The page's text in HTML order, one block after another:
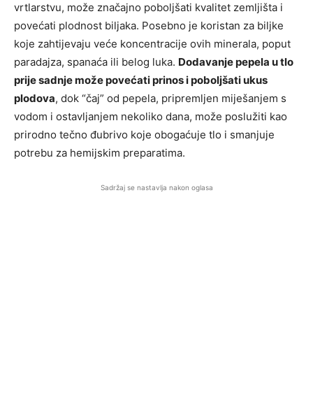
vrtlarstvu, može značajno poboljšati kvalitet zemljišta i
povećati plodnost biljaka. Posebno je koristan za biljke
koje zahtijevaju veće koncentracije ovih minerala, poput
paradajza, spanaća ili belog luka. Dodavanje pepela u tlo
prije sadnje može povećati prinos i poboljšati ukus
plodova, dok “čaj” od pepela, pripremljen miješanjem s
vodom i ostavljanjem nekoliko dana, može poslužiti kao
prirodno tečno đubrivo koje obogaćuje tlo i smanjuje
potrebu za hemijskim preparatima.
Sadržaj se nastavlja nakon oglasa